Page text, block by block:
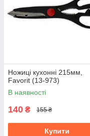
Ножиці кухонні 215мм,
Favorit (13-973)
В наявності
140 ₴ 155 ₴
Купити